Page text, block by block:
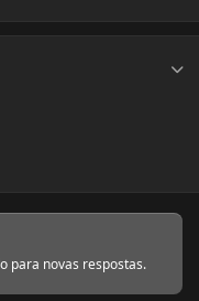
para novas respostas.